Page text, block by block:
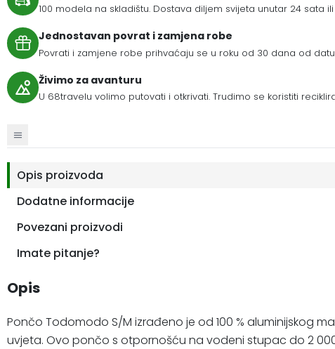
100 modela na skladištu. Dostava diljem svijeta unutar 24 sata
Jednostavan povrat i zamjena robe
Povrati i zamjene robe prihvaćaju se u roku od 30 dana od
Živimo za avanturu
U 68travelu volimo putovati i otkrivati. Trudimo se koristiti
Opis proizvoda
Dodatne informacije
Povezani proizvodi
Imate pitanje?
Opis
Pončo Todomodo S/M izrađeno je od 100 % aluminijskog
uvjeta. Ovo pončo s otpornošću na vodeni stupac do 2